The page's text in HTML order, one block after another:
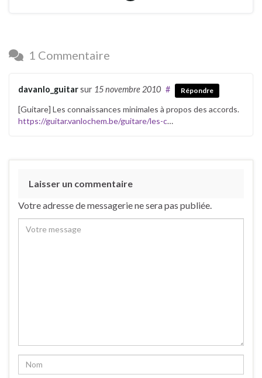
1 Commentaire
davanlo_guitarsur 15 novembre 2010 # Répondre
[Guitare] Les connaissances minimales à propos des accords.
https://guitar.vanlochem.be/guitare/les-c…
Laisser un commentaire
Votre adresse de messagerie ne sera pas publiée.